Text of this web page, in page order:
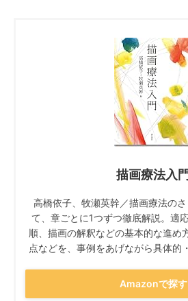
描画療法入門
高橋依子、牧瀬英幹／描画療法の
て、章ごとに1つずつ徹底解説。適
順、描画の解釈などの基本的な進め
点などを、事例をあげながら具体的
Amazonで探す